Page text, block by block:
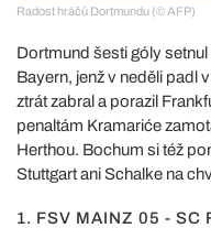
Radost hráčů Dortmundu (© AFP)
Dortmund šesti góly
Bayern, jenž v neděli padl
ztrát zabral a porazil
penaltám Kramariće
Herthou. Bochum si též
Stuttgart ani Schalke na
1. FSV MAINZ 05 - SC